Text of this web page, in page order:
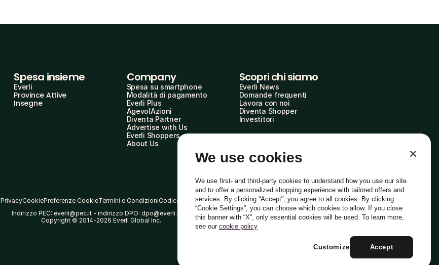
Spesa insieme
Everli
Province Attive
Insegne
Company
Spesa su smartphone
Modalità di pagamento
Everli Plus
AgevolAzioni
Diventa Partner
Advertise with Us
Everli Shoppers
About Us
Scopri chi siamo
Everli News
Domande frequenti
Lavora con noi
Diventa Shopper
Investitori
PrivacyCookiePreferenze CookieTermini e CondizioniCodice Etico
Indirizzo PEC: everli@pec.it - indirizzo DPO: dpo@everli.com
Copyright © 2014-2026 Everli Global Inc.
Italiano
We use cookies
We use first- and third-party cookies to understand how you use our site
and to offer a personalized shopping experience with tailored offers and
services. By clicking “Accept”, you agree to all cookies. By clicking
“Cookie Settings”, you can choose which cookies to allow. If you close
this banner with “X”, only essential cookies will be used. To learn more,
see our cookie policy
Accept
Customize